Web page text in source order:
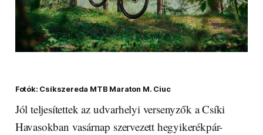
Fotók: Csíkszereda MTB Maraton M. Ciuc
Jól teljesítettek az udvarhelyi versenyzők a Csíki
Havasokban vasárnap szervezett hegyikerékpár-